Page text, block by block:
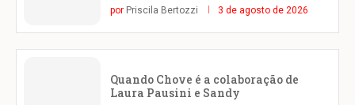
por Priscila Bertozzi 3 de agosto de 2026
Quando Chove é a colaboração de
Laura Pausini e Sandy